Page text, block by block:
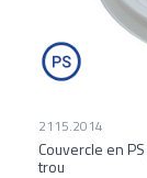
2115.2014
Couvercle en
trou